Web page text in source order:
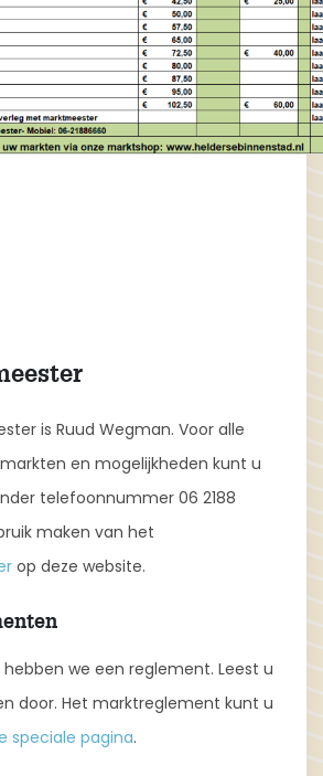
is Ruud Wegman. Voor alle
en mogelijkheden kunt u
telefoonnummer 06 2188
maken van het
op deze website.
we een reglement. Leest u
door. Het marktreglement kunt u
speciale pagina.